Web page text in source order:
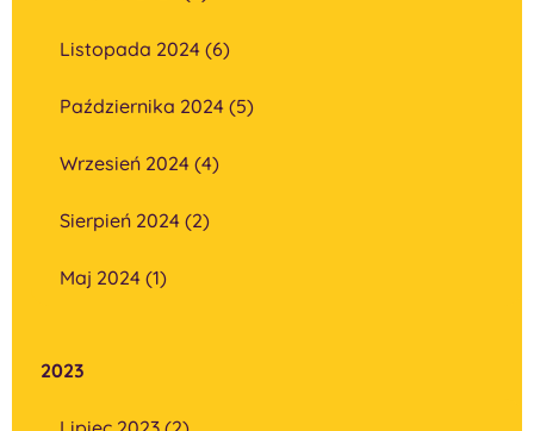
Listopada 2024 (6)
Października 2024 (5)
Wrzesień 2024 (4)
Sierpień 2024 (2)
Maj 2024 (1)
2023